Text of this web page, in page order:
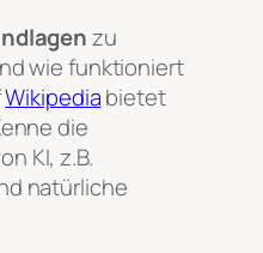
zu
wie funktioniert
Wikipediabietet
die
KI, z.B.
natürliche